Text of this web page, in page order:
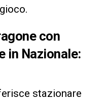
con
in Nazionale:
stazionare